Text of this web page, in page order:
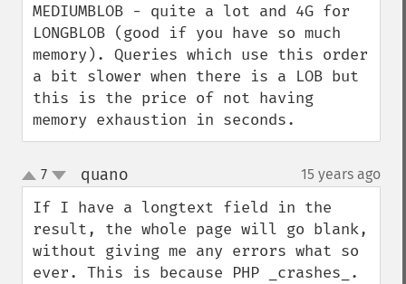
MEDIUMBLOB - quite a lot and 4G for
LONGBLOB (good if you have so much
memory). Queries which use this order
a bit slower when there is a LOB but
this is the price of not having
memory exhaustion in seconds.
up
down
7 quano¶ 15 years ago
If I have a longtext field in the
result, the whole page will go blank,
without giving me any errors what so
ever. This is because PHP _crashes_.